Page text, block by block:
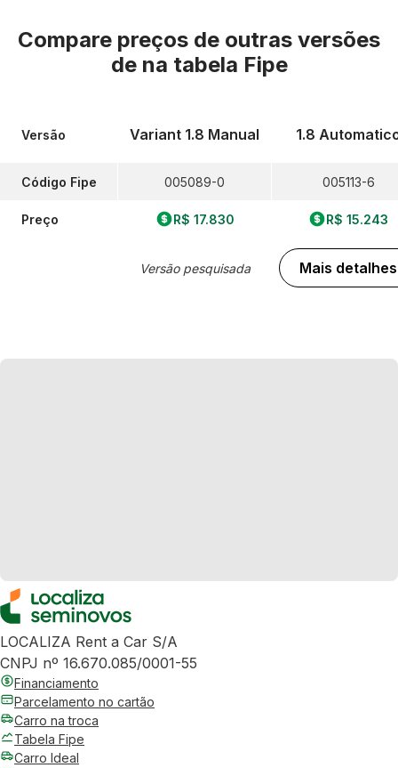
Compare preços de outras versões
de na tabela Fipe
Versão
Código Fipe
Preço
Variant 1.8 Manual
005089-0
R$ 17.830
Versão pesquisada
1.8
005113-6
R$ 15.243
Mais detalhes
LOCALIZA Rent a Car S/A
CNPJ nº 16.670.085/0001-55
Financiamento
Parcelamento no cartão
Carro na troca
Tabela Fipe
Carro Ideal